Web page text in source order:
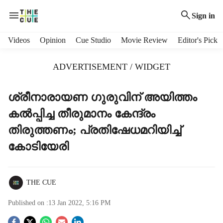
Sign in
Videos Opinion Cue Studio Movie Review Editor's Pick
ADVERTISEMENT / WIDGET
ശ്രീനാരായണ ഗുരുവിന് അയിത്തം
കല്‍പ്പിച്ച തീരുമാനം കേന്ദ്രം
തിരുത്തണം; പ്രതിഷേധമറിയിച്ച്
കോടിയേരി
THE CUE
Published on :13 Jan 2022, 5:16 PM